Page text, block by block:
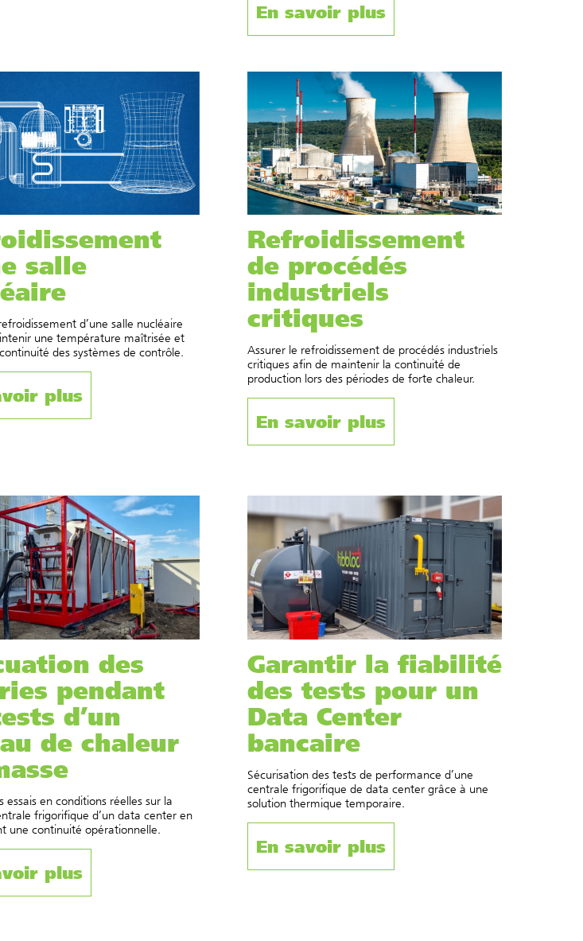
En savoir plus
salle
d’une salle nucléaire
une température maîtrisée et
des systèmes de contrôle.
plus
Refroidissement
de procédés
industriels
critiques
Assurer le refroidissement de procédés industriels
critiques afin de maintenir la continuité de
production lors des périodes de forte chaleur.
En savoir plus
des
pendant
d’un
de chaleur
essais en conditions réelles sur la
frigorifique d’un data center en
une continuité opérationnelle.
plus
Garantir la fiabilité
des tests pour un
Data Center
bancaire
Sécurisation des tests de performance d’une
centrale frigorifique de data center grâce à une
solution thermique temporaire.
En savoir plus